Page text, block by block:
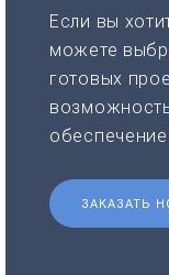
Если вы
можете
готовых
ЗАКАЗАТЬ